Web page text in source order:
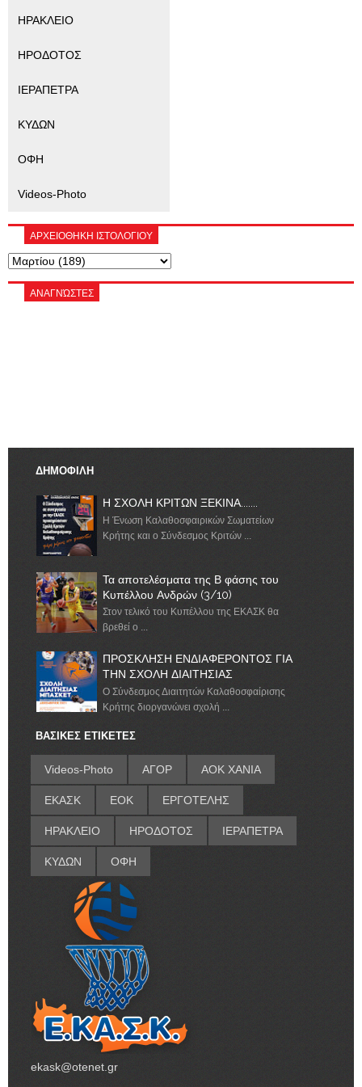
ΗΡΑΚΛΕΙΟ
ΗΡΟΔΟΤΟΣ
ΙΕΡΑΠΕΤΡΑ
ΚΥΔΩΝ
ΟΦΗ
Videos-Photo
ΑΡΧΕΙΟΘΗΚΗ ΙΣΤΟΛΟΓΙΟΥ
ΑΝΑΓΝΏΣΤΕΣ
ΔΗΜΟΦΙΛΗ
Η ΣΧΟΛΗ ΚΡΙΤΩΝ ΞΕΚΙΝΑ.......
Η Ένωση Καλαθοσφαιρικών Σωματείων
Κρήτης και ο Σύνδεσμος Κριτών ...
Τα αποτελέσματα της Β φάσης του
Κυπέλλου Ανδρών (3/10)
Στον τελικό του Κυπέλλου της ΕΚΑΣΚ θα
βρεθεί ο ...
ΠΡΟΣΚΛΗΣΗ ΕΝΔΙΑΦΕΡΟΝΤΟΣ ΓΙΑ
ΤΗΝ ΣΧΟΛΗ ΔΙΑΙΤΗΣΙΑΣ
Ο Σύνδεσμος Διαιτητών Καλαθοσφαίρισης
Κρήτης διοργανώνει σχολή ...
ΒΑΣΙΚΕΣ ΕΤΙΚΕΤΕΣ
Videos-Photo ΑΓΟΡ ΑΟΚ ΧΑΝΙΑ
ΕΚΑΣΚ ΕΟΚ ΕΡΓΟΤΕΛΗΣ
ΗΡΑΚΛΕΙΟ ΗΡΟΔΟΤΟΣ ΙΕΡΑΠΕΤΡΑ
ΚΥΔΩΝ ΟΦΗ
ekask@otenet.gr